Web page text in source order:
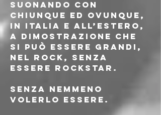
suonando con
chiunque ed ovunque,
in Italia e all’estero,
a dimostrazione che
si può essere grandi,
nel rock, senza
essere rockstar.
Senza nemmeno
volerlo essere.